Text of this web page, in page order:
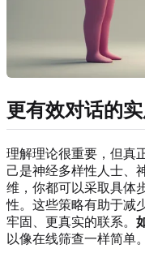
更有效对话的
理解理论很重要，但真
己是神经多样性人士、
维，你都可以采取具体
性。这些策略有助于减
牢固、更真实的联系。
以像在线筛查一样简单。